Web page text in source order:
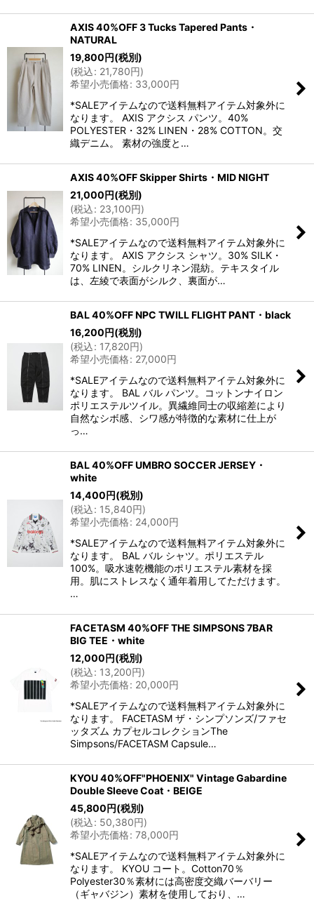
AXIS 40%OFF 3 Tucks Tapered Pants・
NATURAL
19,800円(税別)
(税込: 21,780円)
希望小売価格: 33,000円
*SALEアイテムなので送料無料アイテム対象外に
なります。 AXIS アクシス パンツ。40%
POLYESTER・32% LINEN・28% COTTON。交
織デニム。 素材の強度と…
AXIS 40%OFF Skipper Shirts・MID NIGHT
21,000円(税別)
(税込: 23,100円)
希望小売価格: 35,000円
*SALEアイテムなので送料無料アイテム対象外に
なります。 AXIS アクシス シャツ。30% SILK・
70% LINEN。シルクリネン混紡。テキスタイル
は、左綾で表面がシルク、裏面が…
BAL 40%OFF NPC TWILL FLIGHT PANT・black
16,200円(税別)
(税込: 17,820円)
希望小売価格: 27,000円
*SALEアイテムなので送料無料アイテム対象外に
なります。 BAL バル パンツ。コットンナイロン
ポリエステルツイル。異繊維同士の収縮差により
自然なシボ感、シワ感が特徴的な素材に仕上が
っ…
BAL 40%OFF UMBRO SOCCER JERSEY・
white
14,400円(税別)
(税込: 15,840円)
希望小売価格: 24,000円
*SALEアイテムなので送料無料アイテム対象外に
なります。 BAL バル シャツ。ポリエステル
100%。吸水速乾機能のポリエステル素材を採
用。肌にストレスなく通年着用してただけます。
…
FACETASM 40%OFF THE SIMPSONS 7BAR
BIG TEE・white
12,000円(税別)
(税込: 13,200円)
希望小売価格: 20,000円
*SALEアイテムなので送料無料アイテム対象外に
なります。 FACETASM ザ・シンプソンズ/ファセ
ッタズム カプセルコレクションThe
Simpsons/FACETASM Capsule…
KYOU 40%OFF"PHOENIX" Vintage Gabardine
Double Sleeve Coat・BEIGE
45,800円(税別)
(税込: 50,380円)
希望小売価格: 78,000円
*SALEアイテムなので送料無料アイテム対象外に
なります。 KYOU コート。Cotton70％
Polyester30％素材には高密度交織バーバリー
（ギャバジン）素材を使用しており、…